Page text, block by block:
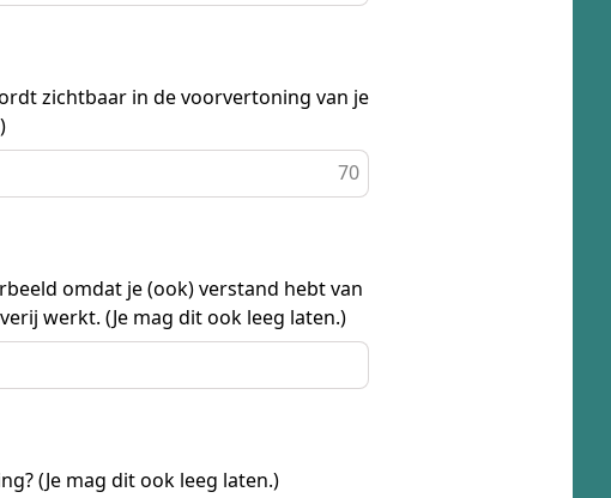
zichtbaar in de voorvertoning van je
70
omdat je (ook) verstand hebt van
werkt. (Je mag dit ook leeg laten.)
(Je mag dit ook leeg laten.)